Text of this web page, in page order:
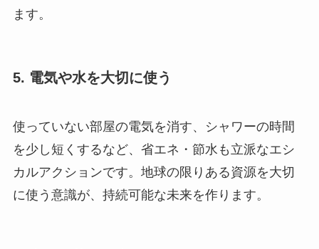
ます。
5. 電気や水を大切に使う
使っていない部屋の電気を消す、シャワーの時間
を少し短くするなど、省エネ・節水も立派なエシ
カルアクションです。地球の限りある資源を大切
に使う意識が、持続可能な未来を作ります。